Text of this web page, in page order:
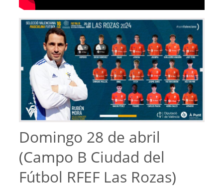
Domingo 28 de abril
(Campo B Ciudad del
Fútbol RFEF Las Rozas)